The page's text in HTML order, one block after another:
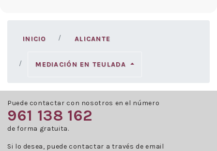
INICIO ALICANTE
MEDIACIÓN EN TEULADA
Puede contactar con nosotros en el número
961 138 162
de forma gratuita.
Si lo desea, puede contactar a través de email